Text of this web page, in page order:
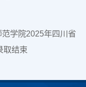
学院2025年四川省
取结束